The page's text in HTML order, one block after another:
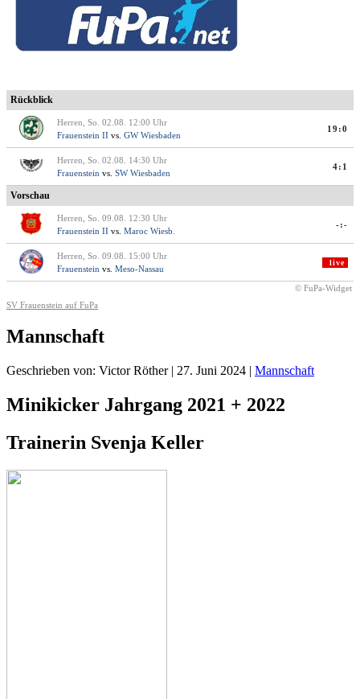
Rückblick
Herren, So. 02.08. 12:00 Uhr
Frauenstein II vs. GW Wiesbaden
19:0
Herren, So. 02.08. 14:30 Uhr
Frauenstein vs. SW Wiesbaden
4:1
Vorschau
Herren, So. 09.08. 12:30 Uhr
Frauenstein II vs. Maroc Wiesb.
-:-
Herren, So. 09.08. 15:00 Uhr
Frauenstein vs. Meso-Nassau
live
© FuPa-Widget
SV Frauenstein auf FuPa
Mannschaft
Geschrieben von: Victor Röther | 27. Juni 2024 | Mannschaft
Minikicker Jahrgang 2021 + 2022
Trainerin Svenja Keller